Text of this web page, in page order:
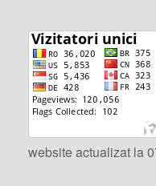
website actualizat la